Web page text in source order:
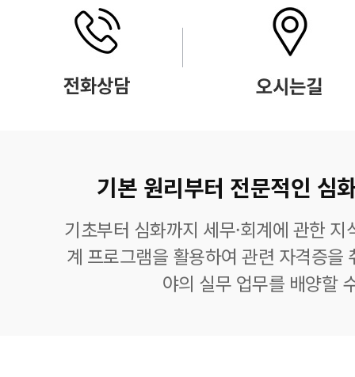
기본 원리부터 전문적인 심
기초부터 심화까지 세무·회계에 관한
계 프로그램을 활용하여 관련 자격증을
야의 실무 업무를 배양할